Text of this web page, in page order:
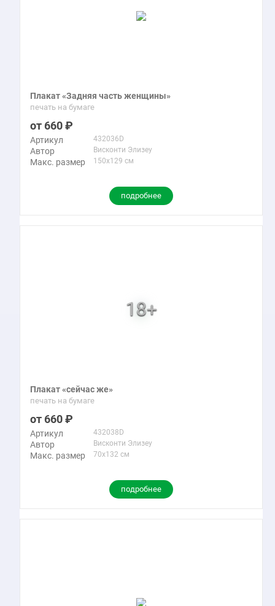
Плакат «Задняя часть женщины»
печать на бумаге
660
Артикул 432036D
Автор Висконти Элизеу
Макс. размер 150x129 см
подробнее
Плакат «сейчас же»
печать на бумаге
660
Артикул 432038D
Автор Висконти Элизеу
Макс. размер 70x132 см
подробнее